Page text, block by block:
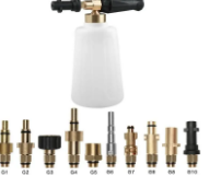
بموصل سريع برأس عكسي